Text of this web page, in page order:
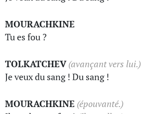
MOURACHKINE
Tu es fou ?
TOLKATCHEV(avançant vers lui.)
Je veux du sang ! Du sang !
MOURACHKINE (épouvanté.)